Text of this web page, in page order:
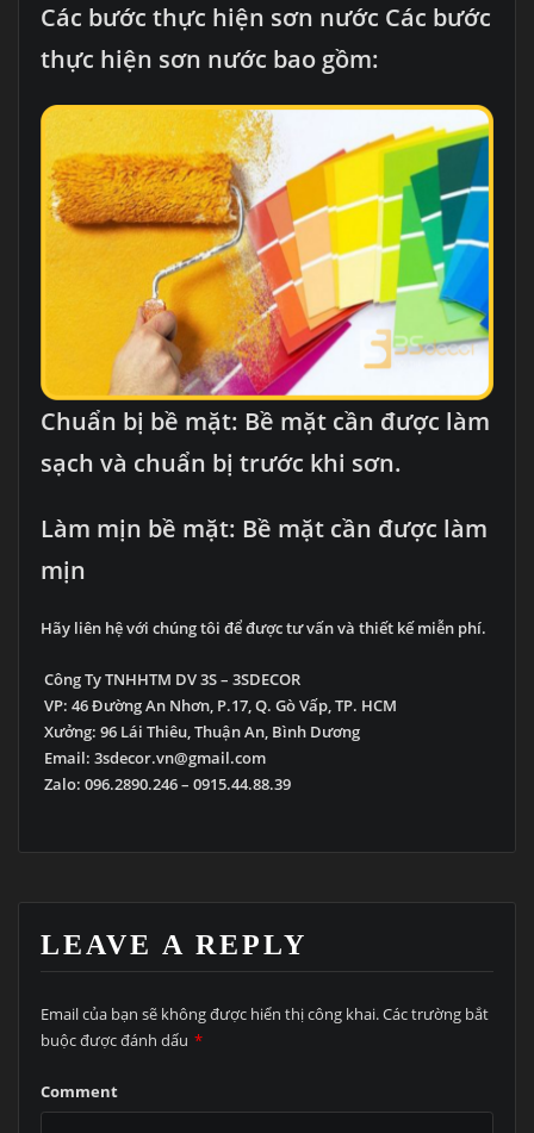
Các bước thực hiện sơn nước Các bước
thực hiện sơn nước bao gồm:
Chuẩn bị bề mặt: Bề mặt cần được làm
sạch và chuẩn bị trước khi sơn.
Làm mịn bề mặt: Bề mặt cần được làm
mịn
Hãy liên hệ với chúng tôi để được tư vấn và thiết kế miễn phí.
Công Ty TNHHTM DV 3S – 3SDECOR
VP: 46 Đường An Nhơn, P.17, Q. Gò Vấp, TP. HCM
Xưởng: 96 Lái Thiêu, Thuận An, Bình Dương
Email: 3sdecor.vn@gmail.com
Zalo: 096.2890.246 – 0915.44.88.39
LEAVE A REPLY
Email của bạn sẽ không được hiển thị công khai.Các trường bắt
buộc được đánh dấu *
Comment